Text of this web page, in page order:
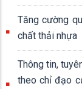
thị số 16/CT-
phủ
Tăng cường
chất thải nhựa
Thông tin,
theo chỉ đạo